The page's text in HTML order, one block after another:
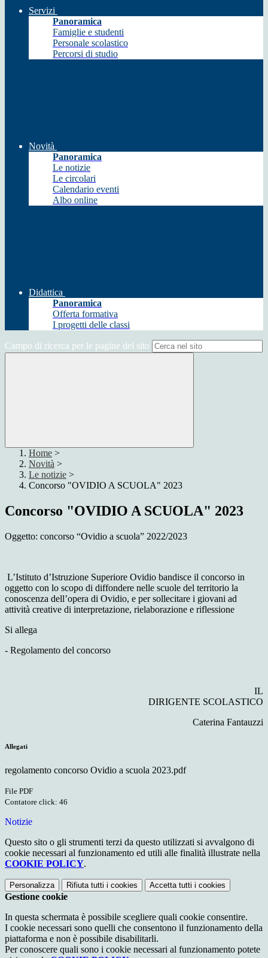
Servizi
Panoramica
Famiglie e studenti
Personale scolastico
Percorsi di studio
Novità
Panoramica
Le notizie
Le circolari
Calendario eventi
Albo online
Didattica
Panoramica
Offerta formativa
I progetti delle classi
Campo di ricerca per le pagine del sito
Home >
Novità >
Le notizie >
Concorso "OVIDIO A SCUOLA" 2023
Concorso "OVIDIO A SCUOLA" 2023
Oggetto: concorso “Ovidio a scuola” 2022/2023
L’Istituto d’Istruzione Superiore Ovidio bandisce il concorso in
oggetto con lo scopo di diffondere nelle scuole del territorio la
conoscenza dell’opera di Ovidio, e per sollecitare i giovani ad
attività creative di interpretazione, rielaborazione e riflessione
Si allega
- Regolamento del concorso
IL
DIRIGENTE SCOLASTICO
Caterina Fantauzzi
Allegati
regolamento concorso Ovidio a scuola 2023.pdf
File PDF
Contatore click: 46
Notizie
Questo sito o gli strumenti terzi da questo utilizzati si avvalgono di
cookie necessari al funzionamento ed utili alle finalità illustrate nella
COOKIE POLICY.
Personalizza Rifiuta tutti i cookies Accetta tutti i cookies
Gestione cookie
In questa schermata è possibile scegliere quali cookie consentire.
I cookie necessari sono quelli che consentono il funzionamento della
piattaforma e non è possibile disabilitarli.
Per conoscere quali sono i cookie necessari al funzionamento potete